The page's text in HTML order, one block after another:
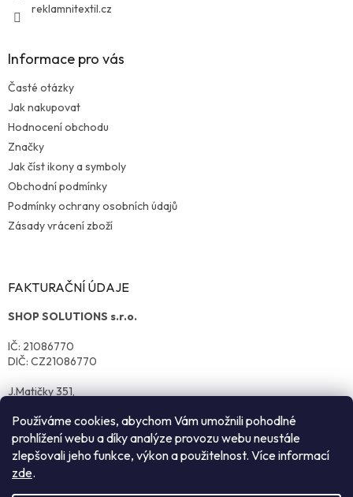
Používáme cookies, abychom Vám umožnili pohodlné
prohlížení webu a díky analýze provozu webu neustále
zlepšovali jeho funkce, výkon a použitelnost. Více informací
zde.
reklamnitextil.cz
Informace pro vás
Časté otázky
Jak nakupovat
Hodnocení obchodu
Značky
Jak číst ikony a symboly
Obchodní podmínky
Podmínky ochrany osobních údajů
Zásady vrácení zboží
FAKTURAČNÍ ÚDAJE
SHOP SOLUTIONS s.r.o.
IČ: 21086770
DIČ: CZ21086770
J.Matičky 351,